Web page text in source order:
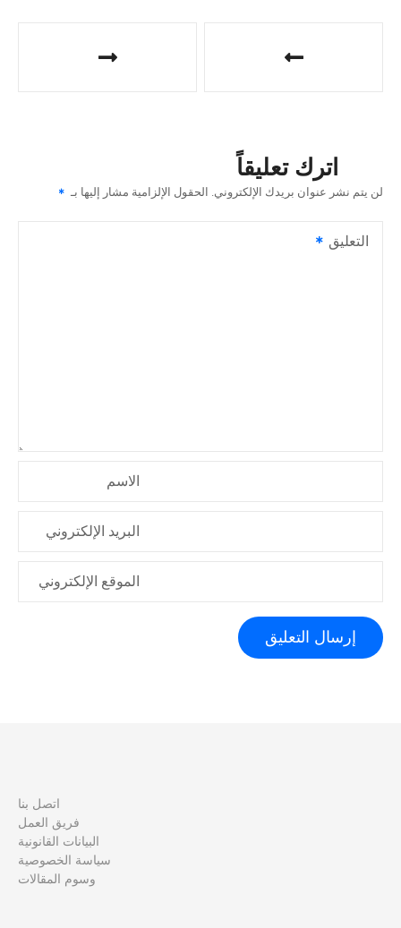
ا
م
اترك تعليقاً
لن يتم نشر عنوان بريدك الإلكتروني. الحقول الإلزامية مشار إليها بـ
التعليق
الاسم
البريد الإلكتروني
الموقع الإلكتروني
اتصل بنا
فريق العمل
البيانات القانونية
سياسة الخصوصية
وسوم المقالات